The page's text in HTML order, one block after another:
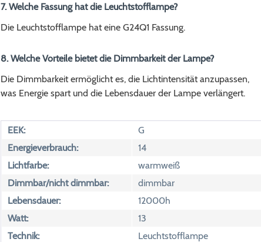
7. Welche Fassung hat die Leuchtstofflampe?
Die Leuchtstofflampe hat eine G24Q1 Fassung.
8. Welche Vorteile bietet die Dimmbarkeit der Lampe?
Die Dimmbarkeit ermöglicht es, die Lichtintensität anzupassen,
was Energie spart und die Lebensdauer der Lampe verlängert.
EEK:
G
Energieverbrauch:
14
Lichtfarbe:
warmweiß
Dimmbar/nicht dimmbar:
dimmbar
Lebensdauer:
12000h
Watt:
13
Technik:
Leuchtstofflampe